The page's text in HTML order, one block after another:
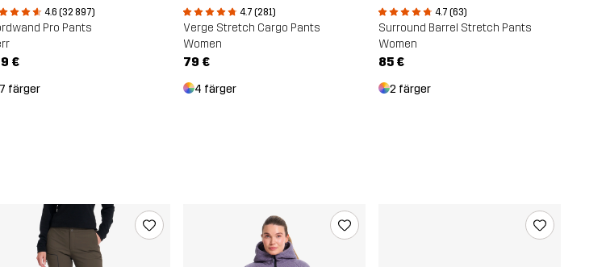
4.6 (32 897)
Pro Pants
€
7 färger
4.7 (281)
Verge Stretch Cargo Pants
Women
79 €
4 färger
4.7 (63)
Surround Barrel Stretch Pants
Women
85 €
2 färger